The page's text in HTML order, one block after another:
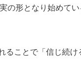
の形となり始めて
ることで「信じ続